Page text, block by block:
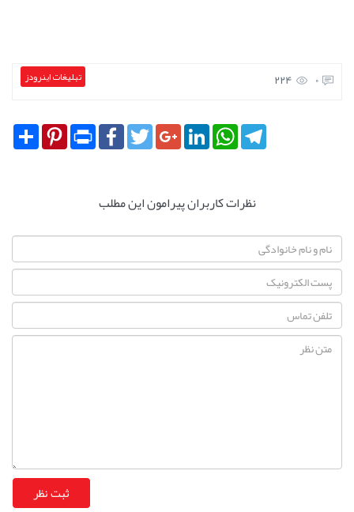
تبلیغات اینرودز 0
224
Share
Pinterest Print
FacebookTwitterGoogle+LinkedIn
WhatsAppTelegram
نظرات کاربران پیرامون این مطلب